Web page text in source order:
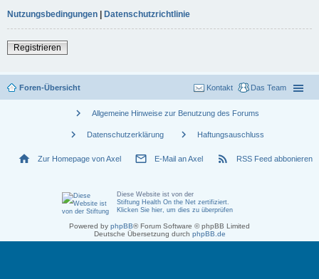
Nutzungsbedingungen | Datenschutzrichtlinie
Registrieren
Foren-Übersicht Das Team
Kontakt
chevron_right Allgemeine Hinweise zur Benutzung des Forums
chevron_right Datenschutzerklärung chevron_right Haftungsauschluss
home Zur Homepage von Axel mail_outline E-Mail an Axel rss_feed RSS Feed abbonieren
Diese Website ist von der
Stiftung Health On the Net zertifiziert
Klicken Sie hier, um dies zu überprüfen
Powered by phpBB® Forum Software © phpBB Limited
Deutsche Übersetzung durch phpBB.de